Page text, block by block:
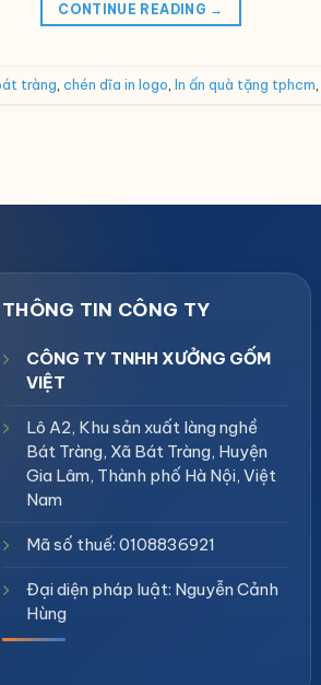
CONTINUE READING →
tràng, chén dĩa in logo, In ấn quà tặng tphcm,
CÔNG TY TNHH XƯỞNG GỐM
VIỆT
Lô A2, Khu sản xuất làng nghề
Bát Tràng, Xã Bát Tràng, Huyện
Gia Lâm, Thành phố Hà Nội, Việt
Nam
Mã số thuế: 0108836921
Đại diện pháp luật: Nguyễn Cảnh
Hùng